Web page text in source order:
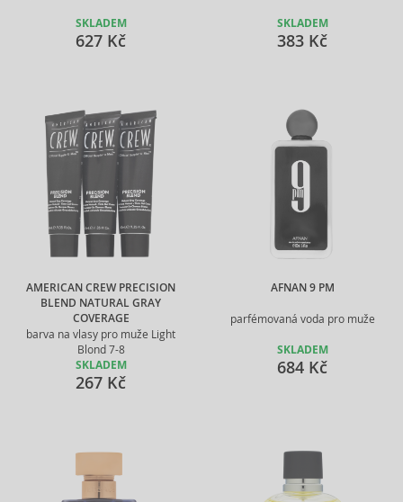
SKLADEM
627 Kč
SKLADEM
383 Kč
AMERICAN CREW PRECISION
BLEND NATURAL GRAY
COVERAGE
barva na vlasy pro muže Light
Blond 7-8
SKLADEM
267 Kč
AFNAN 9 PM
parfémovaná voda pro muže
SKLADEM
684 Kč